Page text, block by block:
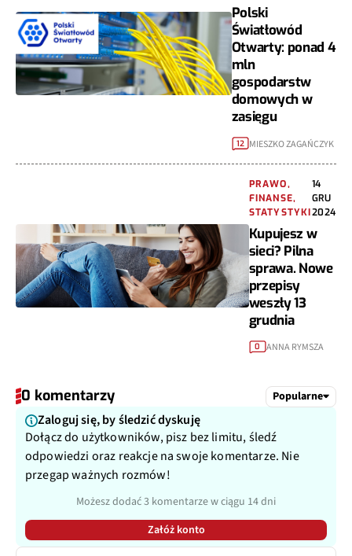
Polski
Światłowód
Otwarty: ponad 4
mln
gospodarstw
domowych w
zasięgu
12 MIESZKO ZAGAŃCZYK
PRAWO,
FINANSE,
STATYSTYKI
14
GRU
2024
Kupujesz w
sieci? Pilna
sprawa. Nowe
przepisy
weszły 13
grudnia
0 ANNA RYMSZA
0 komentarzy Popularne
Zaloguj się, by śledzić dyskuję
Dołącz do użytkowników, pisz bez limitu, śledź
odpowiedzi oraz reakcje na swoje komentarze. Nie
przegap ważnych rozmów!
Możesz dodać 3 komentarze w ciągu 14 dni
Załóż konto